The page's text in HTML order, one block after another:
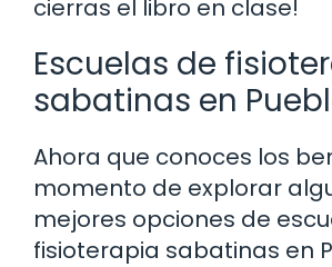
cierras el libro en clase!
Escuelas de
sabatinas en
Ahora que conoces los
momento de explorar
mejores opciones de
fisioterapia sabatinas en